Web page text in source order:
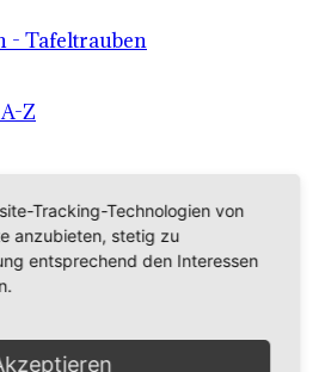
- Tafeltrauben
Z
Tracking-Technologien von
anzubieten, stetig zu
entsprechend den Interessen